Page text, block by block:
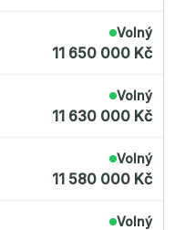
Volný
11 650 000 Kč
Volný
11 630 000 Kč
Volný
11 580 000 Kč
Volný